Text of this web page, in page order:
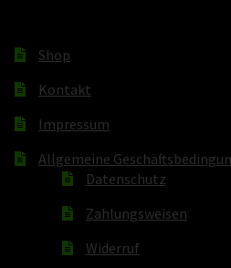
Shop
Kontakt
Impressum
Allgemeine
Datenschutz
Zahlungsweisen
Widerruf